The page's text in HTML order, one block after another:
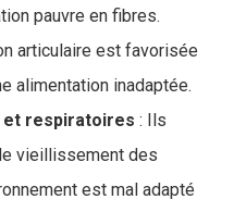
pauvre en fibres.
articulaire est favorisée
alimentation inadaptée.
et respiratoires : Ils
vieillissement des
est mal adapté